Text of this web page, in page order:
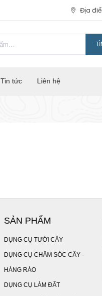
Địa
Tin tức Liên hệ
SẢN PHẨM
DỤNG CỤ TƯỚI CÂY
DỤNG CỤ CHĂM SÓC CÂY -
HÀNG RÀO
DỤNG CỤ LÀM ĐẤT